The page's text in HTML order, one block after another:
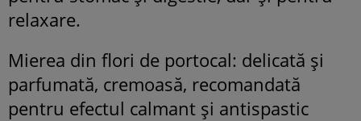
relaxare.
Mierea din flori de portocal: delicată și
parfumată, cremoasă, recomandată
pentru efectul calmant și antispastic